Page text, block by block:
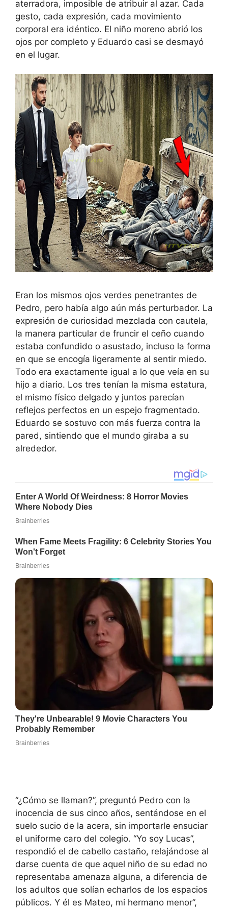
aterradora, imposible de atribuir al azar. Cada
gesto, cada expresión, cada movimiento
corporal era idéntico. El niño moreno abrió los
ojos por completo y Eduardo casi se desmayó
en el lugar.
Eran los mismos ojos verdes penetrantes de
Pedro, pero había algo aún más perturbador. La
expresión de curiosidad mezclada con cautela,
la manera particular de fruncir el ceño cuando
estaba confundido o asustado, incluso la forma
en que se encogía ligeramente al sentir miedo.
Todo era exactamente igual a lo que veía en su
hijo a diario. Los tres tenían la misma estatura,
el mismo físico delgado y juntos parecían
reflejos perfectos en un espejo fragmentado.
Eduardo se sostuvo con más fuerza contra la
pared, sintiendo que el mundo giraba a su
alrededor.
“¿Cómo se llaman?”, preguntó Pedro con la
inocencia de sus cinco años, sentándose en el
suelo sucio de la acera, sin importarle ensuciar
el uniforme caro del colegio. “Yo soy Lucas”,
respondió el de cabello castaño, relajándose al
darse cuenta de que aquel niño de su edad no
representaba amenaza alguna, a diferencia de
los adultos que solían echarlos de los espacios
públicos. Y él es Mateo, mi hermano menor”,